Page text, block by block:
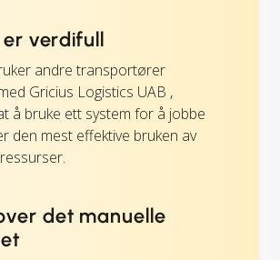
verdifull
andre transportører
Gricius Logistics UAB ,
å bruke ett system for å jobbe
den mest effektive bruken av
det manuelle